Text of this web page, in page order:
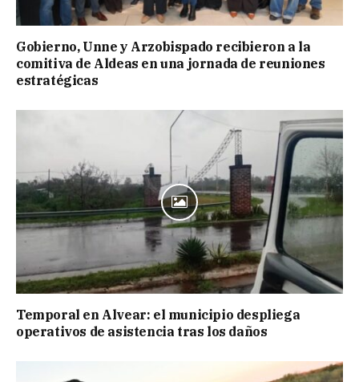
Gobierno, Unne y Arzobispado recibieron a la
comitiva de Aldeas en una jornada de reuniones
estratégicas
Temporal en Alvear: el municipio despliega
operativos de asistencia tras los daños